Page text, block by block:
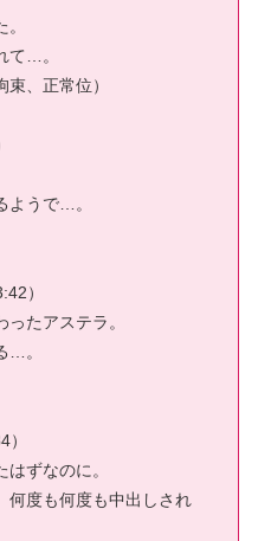
て…。
束、正常位）
ようで…。
）
たアステラ。
…。
ずなのに。
何度も何度も中出しされ